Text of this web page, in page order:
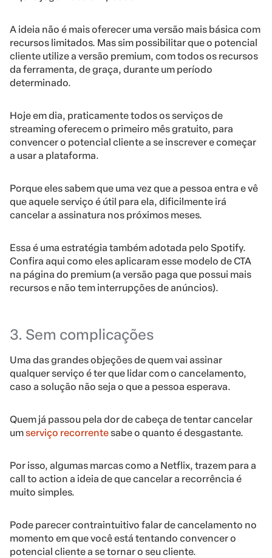
A ideia não é mais oferecer uma versão mais básica com
recursos limitados. Mas sim possibilitar que o potencial
cliente utilize a versão premium, com todos os recursos
da ferramenta, de graça, durante um período
determinado.
Hoje em dia, praticamente todos os serviços de
streaming oferecem o primeiro mês gratuito, para
convencer o potencial cliente a se inscrever e começar
a usar a plataforma.
Porque eles sabem que uma vez que a pessoa entra e vê
que aquele serviço é útil para ela, dificilmente irá
cancelar a assinatura nos próximos meses.
Essa é uma estratégia também adotada pelo Spotify.
Confira aqui como eles aplicaram esse modelo de CTA
na página do premium (a versão paga que possui mais
recursos e não tem interrupções de anúncios).
3. Sem complicações
Uma das grandes objeções de quem vai assinar
qualquer serviço é ter que lidar com o cancelamento,
caso a solução não seja o que a pessoa esperava.
Quem já passou pela dor de cabeça de tentar cancelar
umserviço recorrentesabe o quanto é desgastante.
Por isso, algumas marcas como a Netflix, trazem para a
call to action a ideia de que cancelar a recorrência é
muito simples.
Pode parecer contraintuitivo falar de cancelamento no
momento em que você está tentando convencer o
potencial cliente a se tornar o seu cliente.